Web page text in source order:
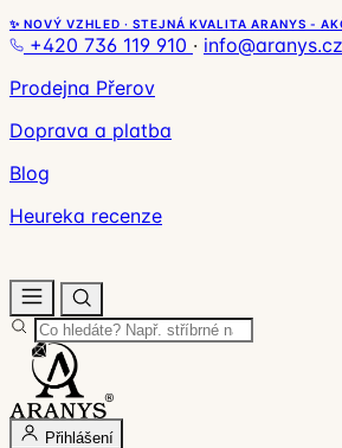
✨ NOVÝ VZHLED · STEJNÁ KVALITA ARANYS -
+420 736 119 910 · info@aranys.cz
Prodejna Přerov
Doprava a platba
Blog
Heureka recenze
Přihlášení